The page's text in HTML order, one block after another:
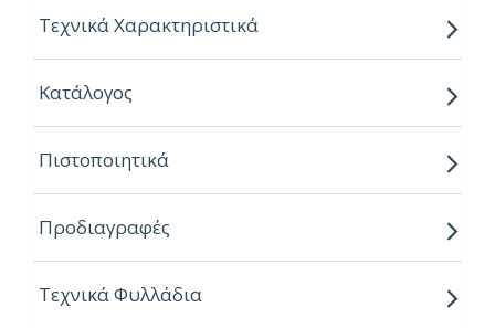
Τεχνικά Χαρακτηριστικά
Διατίθεται σε διάφορα πάχη:
4,0 mm
6,0 mm
12,0 mm
Κατάλογος
Πιστοποιητικά
Προδιαγραφές
Τεχνικά Φυλλάδια